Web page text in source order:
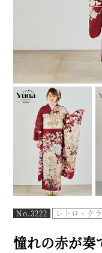
No.3222 レトロ・ク
憧れの赤が奏